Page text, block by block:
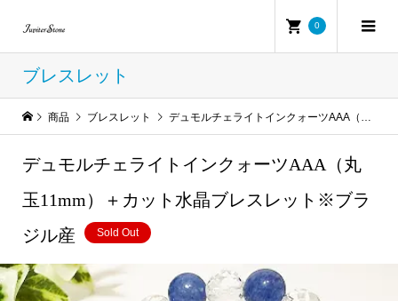
0
ブレスレット
商品 ブレスレット デュモルチェライトインクォーツAAA（丸玉11mm）＋カット水晶ブレスレット※ブラジル産
デュモルチェライトインクォーツAAA（丸
玉11mm）＋カット水晶ブレスレット※ブラ
ジル産
Sold Out